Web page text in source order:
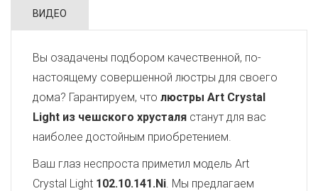
ВИДЕО
Вы озадачены подбором качественной, по-
настоящему совершенной люстры для своего
дома? Гарантируем, что люстры Art Crystal
Light из чешского хрусталя станут для вас
наиболее достойным приобретением.
Ваш глаз неспроста приметил модель Art
Crystal Light 102.10.141.Ni. Мы предлагаем